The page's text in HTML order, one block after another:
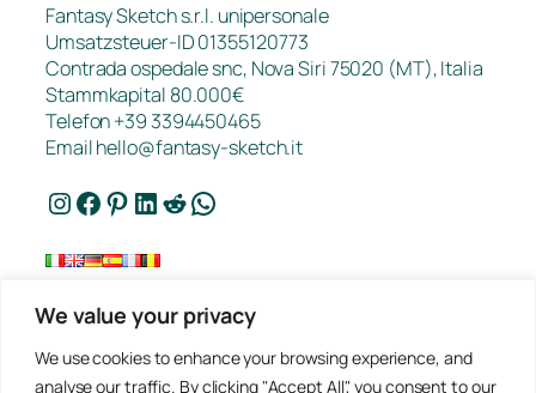
We value your privacy
We use cookies to enhance your browsing experience, and
analyse our traffic. By clicking "Accept All", you consent to our
Fantasy Sketch s.r.l. unipersonale
Umsatzsteuer-ID 01355120773
Contrada ospedale snc, Nova Siri 75020 (MT), Italia
Stammkapital 80.000€
Telefon +39 3394450465
Emailhello@fantasy-sketch.it
Instagram Facebook Pinterest LinkedIn Reddit WhatsApp
FAQ